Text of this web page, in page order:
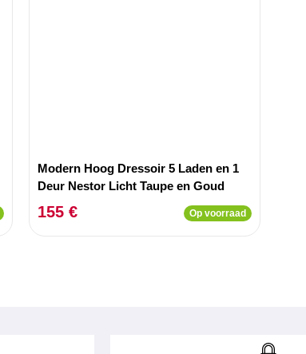
Modern Hoog Dressoir 5 Laden en 1
Deur Nestor Licht Taupe en Goud
155 € Op voorraad